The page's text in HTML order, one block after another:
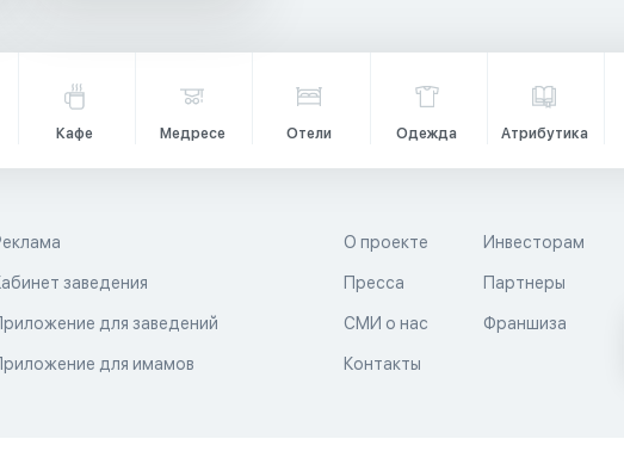
Кафе Медресе Отели Одежда Атрибутика
заведения
для заведений
для имамов
О проекте
Пресса
СМИ о нас
Контакты
Инвесторам
Партнеры
Франшиза